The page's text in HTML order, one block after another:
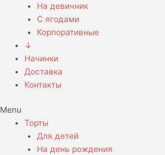
На девичник
С ягодами
Корпоративные
↓
Начинки
Доставка
Контакты
Menu
Торты
Для детей
На день рождения